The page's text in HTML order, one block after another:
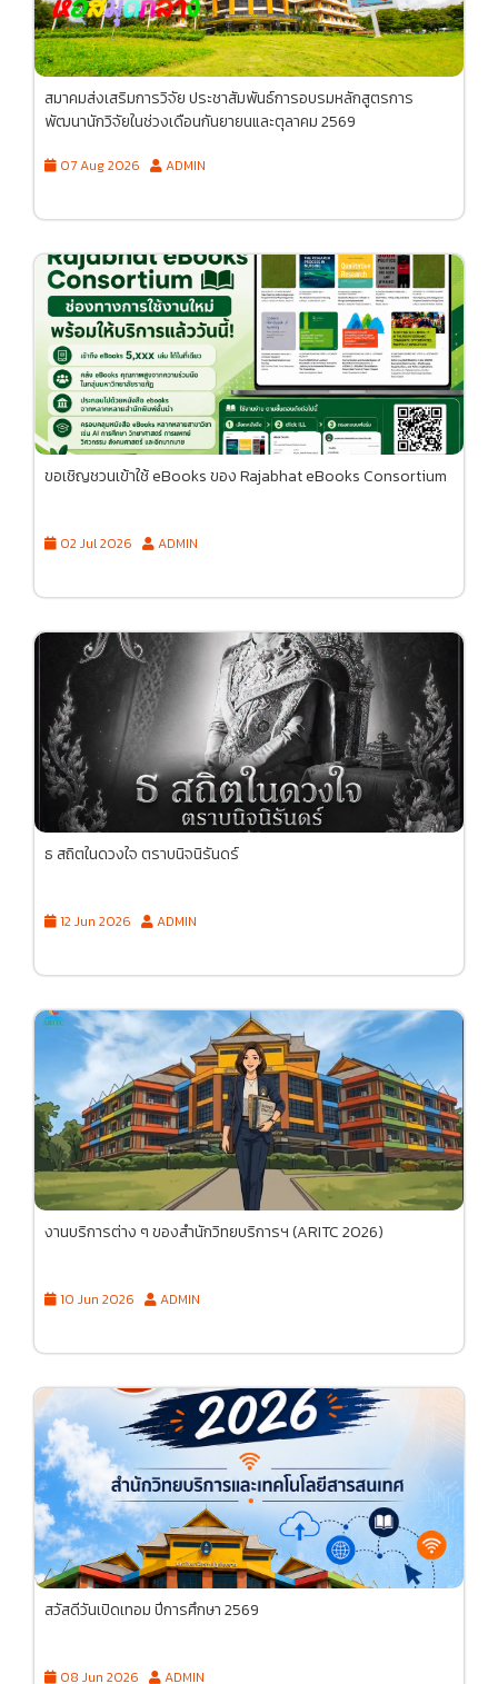
สมาคมส่งเสริมการวิจัย ประชาสัมพันธ์การอบรมหลักสูตรการ
พัฒนานักวิจัยในช่วงเดือนกันยายนและตุลาคม 2569
07 Aug 2026 ADMIN
ขอเชิญชวนเข้าใช้ eBooks ของ Rajabhat eBooks Consortium
02 Jul 2026 ADMIN
ธ สถิตในดวงใจ ตราบนิจนิรันดร์
12 Jun 2026 ADMIN
งานบริการต่าง ๆ ของสำนักวิทยบริการฯ (ARITC 2026)
10 Jun 2026 ADMIN
สวัสดีวันเปิดเทอม ปีการศึกษา 2569
08 Jun 2026 ADMIN